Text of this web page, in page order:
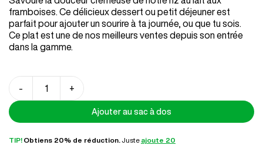
sur
notation
client
framboises. Ce délicieux dessert ou petit déjeuner est
parfait pour ajouter un sourire à ta journée, ou que tu sois.
Ce plat est une de nos meilleurs ventes depuis son entrée
dans la gamme.
-
de
Riz
lait
+
Ajouter au sac à dos
TIP! Obtiens 20% de réduction. Juste ajoute 20